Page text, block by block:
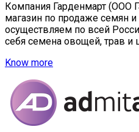
Компания Гарденмарт (ООО
магазин по продаже семян
осуществляем по всей
себя семена овощей, трав
Know more